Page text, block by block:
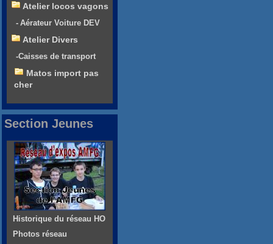
Atelier locos vagons
- Aérateur Voiture DEV
Atelier Divers
-Caisses de transport
Matos import pas
cher
Section Jeunes
Historique du réseau HO
Photos réseau